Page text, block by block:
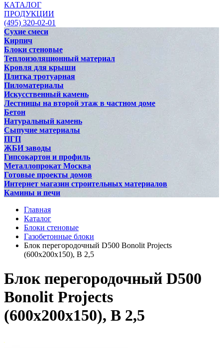
КАТАЛОГ
ПРОДУКЦИИ
(495) 320-02-01
Сухие смеси
Кирпич
Блоки стеновые
Теплоизоляционный материал
Кровля для крыши
Плитка тротуарная
Пиломатериалы
Искусственный камень
Лестницы на второй этаж в частном доме
Бетон
Натуральный камень
Сыпучие материалы
ПГП
ЖБИ заводы
Гипсокартон и профиль
Металлопрокат Москва
Готовые проекты домов
Интернет магазин строительных материалов
Камины и печи
Главная
Каталог
Блоки стеновые
Газобетонные блоки
Блок перегородочный D500 Bonolit Projects
(600х200х150), В 2,5
Блок перегородочный D500
Bonolit Projects
(600х200х150), В 2,5